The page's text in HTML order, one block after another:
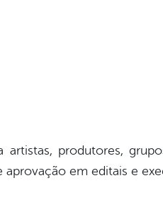
produtores,
em editais e